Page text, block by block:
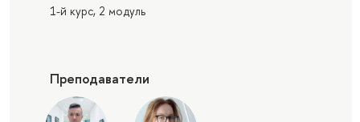
1-й курс, 2 модуль
Преподаватели